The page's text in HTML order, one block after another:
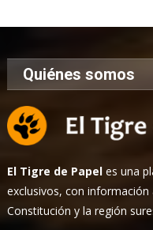
Quiénes somos
El Tigre de Papel es una
exclusivos, con información
Constitución y la región